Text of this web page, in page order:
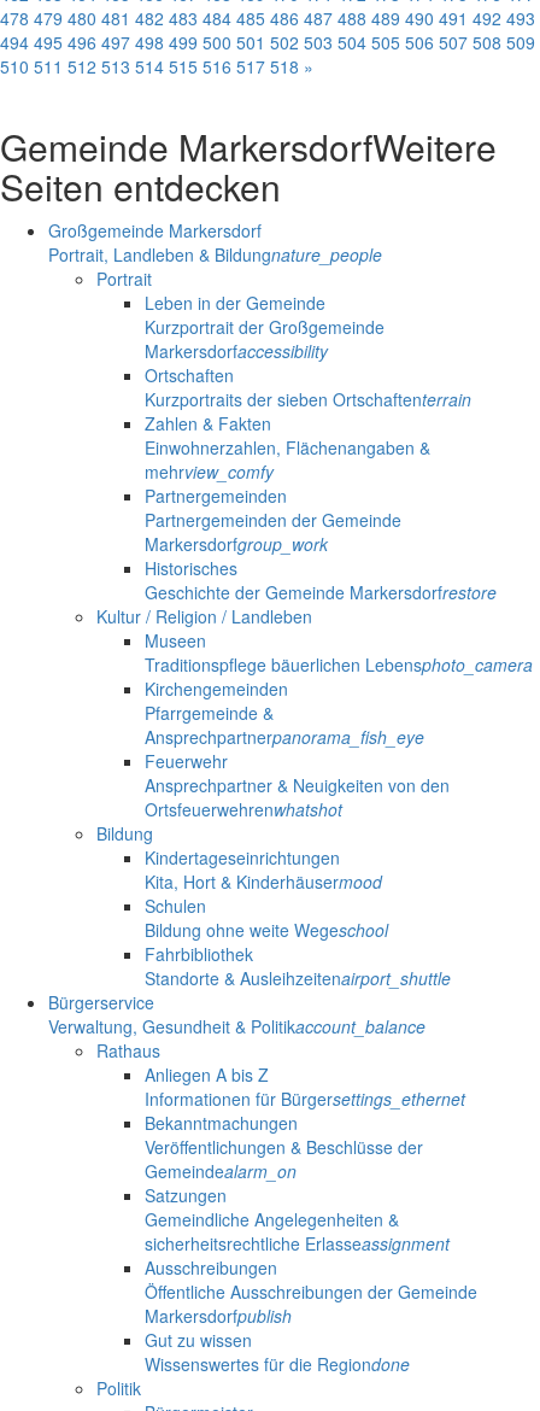
478 479 480 481 482 483 484 485 486 487 488 489 490 491 492 493
494 495 496 497 498 499 500 501 502 503 504 505 506 507 508 509
510 511 512 513 514 515 516 517 518 »
Gemeinde MarkersdorfWeitere
Seiten entdecken
Großgemeinde Markersdorf
Portrait, Landleben & Bildungnature_people
Portrait
Leben in der Gemeinde
Kurzportrait der Großgemeinde
Markersdorfaccessibility
Ortschaften
Kurzportraits der sieben Ortschaftenterrain
Zahlen & Fakten
Einwohnerzahlen, Flächenangaben &
mehrview_comfy
Partnergemeinden
Partnergemeinden der Gemeinde
Markersdorfgroup_work
Historisches
Geschichte der Gemeinde Markersdorfrestore
Kultur / Religion / Landleben
Museen
Traditionspflege bäuerlichen Lebensphoto_camera
Kirchengemeinden
Pfarrgemeinde &
Ansprechpartnerpanorama_fish_eye
Feuerwehr
Ansprechpartner & Neuigkeiten von den
Ortsfeuerwehrenwhatshot
Bildung
Kindertageseinrichtungen
Kita, Hort & Kinderhäusermood
Schulen
Bildung ohne weite Wegeschool
Fahrbibliothek
Standorte & Ausleihzeitenairport_shuttle
Bürgerservice
Verwaltung, Gesundheit & Politikaccount_balance
Rathaus
Anliegen A bis Z
Informationen für Bürgersettings_ethernet
Bekanntmachungen
Veröffentlichungen & Beschlüsse der
Gemeindealarm_on
Satzungen
Gemeindliche Angelegenheiten &
sicherheitsrechtliche Erlasseassignment
Ausschreibungen
Öffentliche Ausschreibungen der Gemeinde
Markersdorfpublish
Gut zu wissen
Wissenswertes für die Regiondone
Politik